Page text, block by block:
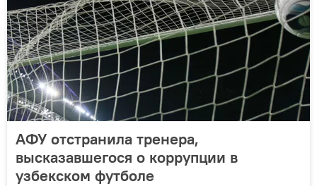
АФУ отстранила тренера,
высказавшегося о коррупции в
узбекском футболе